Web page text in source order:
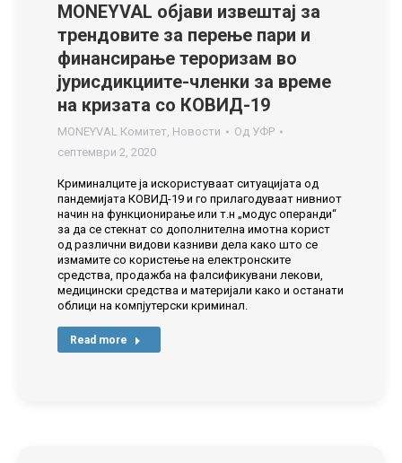
МONEYVAL објави извештај за
трендовите за перење пари и
финансирање тероризам во
јурисдикциите-членки за време
на кризата со КОВИД-19
MONEYVAL Комитет, Новости Од УФР
септември 2, 2020
Криминалците ја искористуваат ситуацијата од
пандемијата КОВИД-19 и го прилагодуваат нивниот
начин на функционирање или т.н „модус операнди“
за да се стекнат со дополнителна имотна корист
од различни видови казниви дела како што се
измамите со користење на електронските
средства, продажба на фалсификувани лекови,
медицински средства и материјали како и останати
облици на компјутерски криминал.
Read more